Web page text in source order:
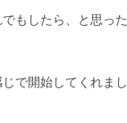
もしたら、と思った
で開始してくれまし